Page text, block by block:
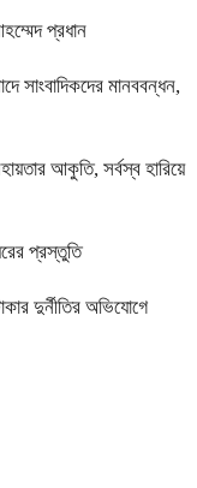
প্রধান
সাংবাদিকদের মানববন্ধন,
আকুতি, সর্বস্ব হারিয়ে
প্রস্তুতি
দুর্নীতির অভিযোগে